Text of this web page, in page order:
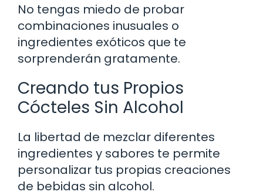
No tengas miedo de probar
combinaciones inusuales o
ingredientes exóticos que te
sorprenderán gratamente.
Creando tus Propios
Cócteles Sin Alcohol
La libertad de mezclar diferentes
ingredientes y sabores te permite
personalizar tus propias creaciones
de bebidas sin alcohol.